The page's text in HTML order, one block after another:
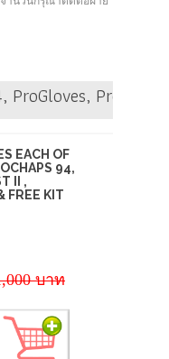
ProVest
EACH OF
94,
II ,
FREE KIT
บาท